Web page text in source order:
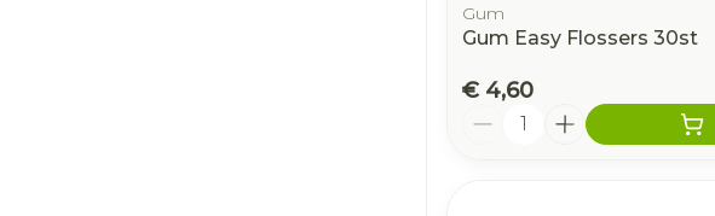
Gum
Gum Easy Flossers 30st
€ 4,60
Aantal